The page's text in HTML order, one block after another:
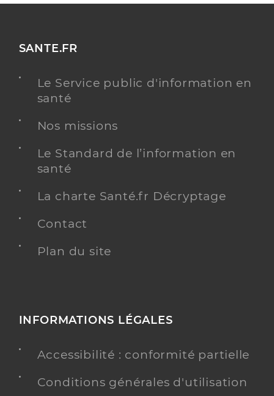
SANTE.FR
Le Service public d'information en
santé
Nos missions
Le Standard de l’information en
santé
La charte Santé.fr Décryptage
Contact
Plan du site
INFORMATIONS LÉGALES
Accessibilité : conformité partielle
Conditions générales d'utilisation